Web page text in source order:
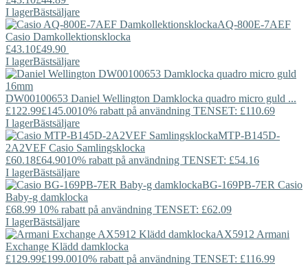
I lagerBästsäljare
AQ-800E-7AEF
Casio Damkollektionsklocka
£43.10£49.90
I lagerBästsäljare
DW00100653 Daniel Wellington Damklocka quadro micro guld ...
£122.99£145.0010% rabatt på användning TENSET: £110.69
I lagerBästsäljare
MTP-B145D-
2A2VEF Casio Samlingsklocka
£60.18£64.9010% rabatt på användning TENSET: £54.16
I lagerBästsäljare
BG-169PB-7ER Casio
Baby-g damklocka
£68.99 10% rabatt på användning TENSET: £62.09
I lagerBästsäljare
AX5912 Armani
Exchange Klädd damklocka
£129.99£199.0010% rabatt på användning TENSET: £116.99